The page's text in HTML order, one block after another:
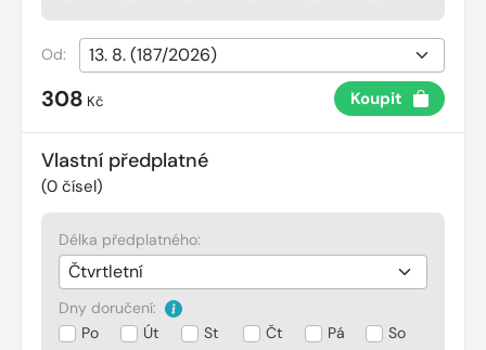
Od:
308 Kč Koupit
Vlastní předplatné
(0 čísel)
Délka předplatného:
Dny doručení:
Po
Út St Čt Pá So